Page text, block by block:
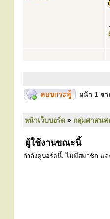
หน้า 1 จา
หน้าเว็บบอร์ด » กลุ่มศาสน
ผู้ใช้งานขณะนี้
กำลังดูบอร์ดนี้: ไม่มีสมาชิก แ